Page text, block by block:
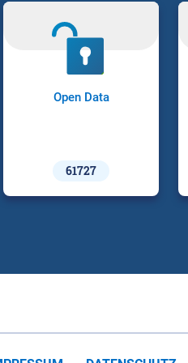
Open Data
61727